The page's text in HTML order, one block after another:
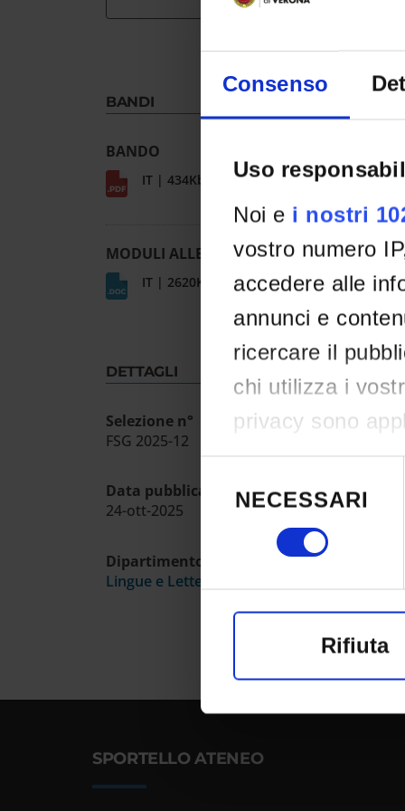
Consenso
Uso
Noi e i nostri
vostro numero
accedere alle
annunci e
ricercare il
chi utilizza i
privacy sono
effettuato le
consenso in
clic sull'icona di
Con il tuo
raccogliere
del
consenso
NECESSARI
Rifiuta
BANDI
BANDO
IT | 434Kb
MODULI ALLEGATI IN WORD
IT | 2620Kb
DETTAGLI
Selezione n°
FSG 2025-12
Data pubblicazione sull'albo ufficiale
24-ott-2025
Dipartimento
Lingue e Letterature Straniere
SPORTELLO ATENEO